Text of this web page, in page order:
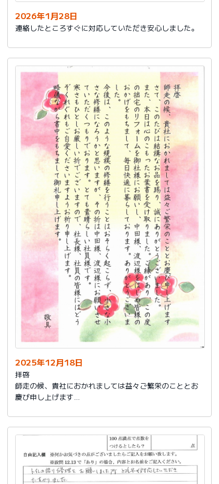
2026年1月28日
連絡したところすぐに対応していただき安心しました。
2025年12月18日
拝啓
師走の候、貴社におかれましては益々ご繁栄のこととお
慶び申し上げます
ざいました。
また、本日は心のこもったお葉書を受け取りました。ご
縁があり、この度の拙宅のリフォームを御社様にお願い
し、中田様、渡辺様をはじめ皆様のおかげをもちまし
て、毎日快適に暮らしております。ありがとうございま
した。